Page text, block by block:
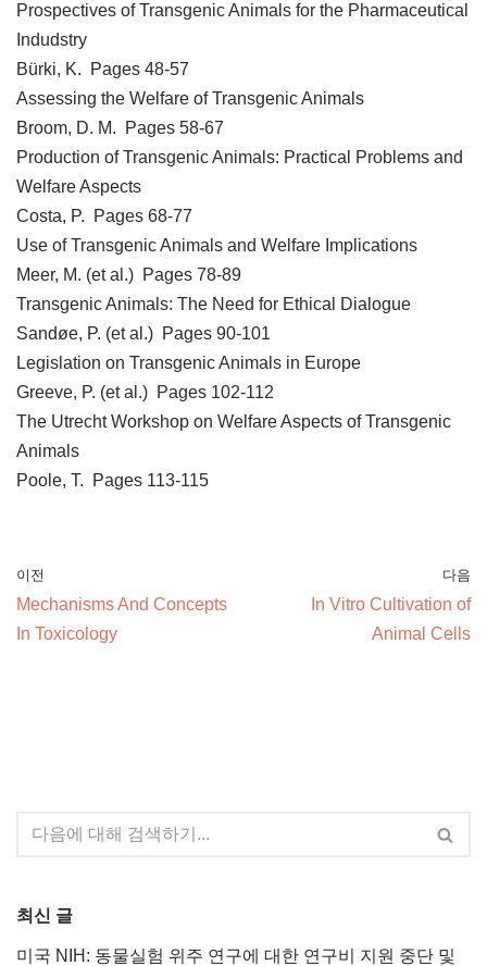
Prospectives of Transgenic Animals for the Pharmaceutical
Indudstry
Bürki, K. Pages 48-57
Assessing the Welfare of Transgenic Animals
Broom, D. M. Pages 58-67
Production of Transgenic Animals: Practical Problems and
Welfare Aspects
Costa, P. Pages 68-77
Use of Transgenic Animals and Welfare Implications
Meer, M. (et al.) Pages 78-89
Transgenic Animals: The Need for Ethical Dialogue
Sandøe, P. (et al.) Pages 90-101
Legislation on Transgenic Animals in Europe
Greeve, P. (et al.) Pages 102-112
The Utrecht Workshop on Welfare Aspects of Transgenic
Animals
Poole, T. Pages 113-115
이전
Mechanisms And Concepts
In Toxicology
다음
In Vitro Cultivation of
Animal Cells
최신 글
미국 NIH: 동물실험 위주 연구에 대한 연구비 지원 중단 및